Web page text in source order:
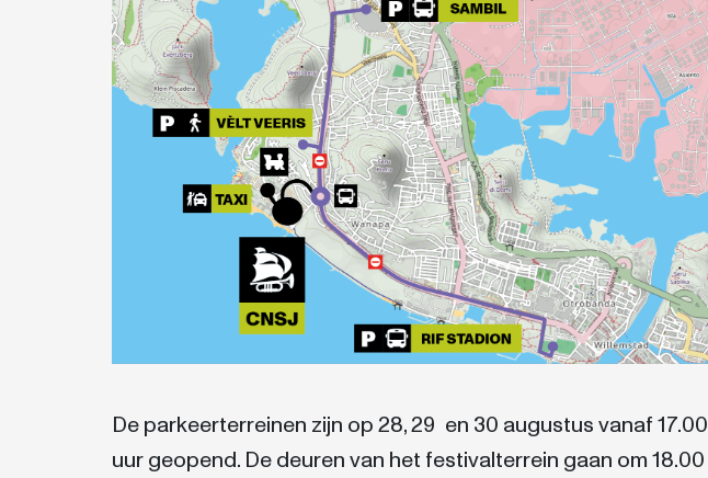
De parkeerterreinen zijn op 28, 29 en 30 augustus vanaf 17.00
uur geopend. De deuren van het festivalterrein gaan om 18.00